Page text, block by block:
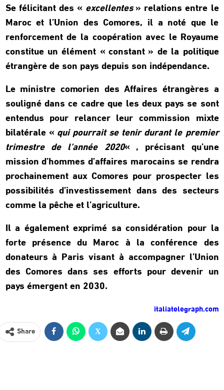
Se félicitant des « excellentes» relations entre le
Maroc et l’Union des Comores, il a noté que le
renforcement de la coopération avec le Royaume
constitue un élément « constant » de la politique
étrangère de son pays depuis son indépendance.
Le ministre comorien des Affaires étrangères a
souligné dans ce cadre que les deux pays se sont
entendus pour relancer leur commission mixte
bilatérale « qui pourrait se tenir durant le premier
trimestre de l’année 2020« , précisant qu’une
mission d’hommes d’affaires marocains se rendra
prochainement aux Comores pour prospecter les
possibilités d’investissement dans des secteurs
comme la pêche et l’agriculture.
Il a également exprimé sa considération pour la
forte présence du Maroc à la conférence des
donateurs à Paris visant à accompagner l’Union
des Comores dans ses efforts pour devenir un
pays émergent en 2030.
italiatelegraph.com
Share